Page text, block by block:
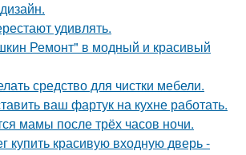
удивлять.
Ремонт" в модный и красивый
средство для чистки мебели.
ваш фартук на кухне работать.
мамы после трёх часов ночи.
купить красивую входную дверь -